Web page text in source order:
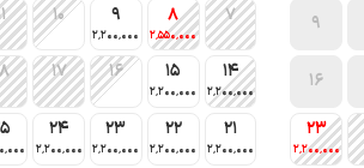
9
16
23
2٬200٬000
7
8
2٬550٬000
9
2٬200٬000
10
14
2٬200٬000
15
2٬200٬000
16
17
21
2٬200٬000
22
2٬200٬000
23
2٬200٬000
24
2٬200٬000